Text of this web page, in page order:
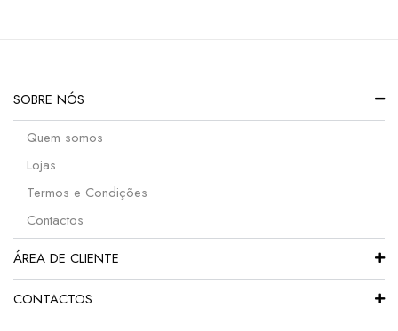
SOBRE NÓS
Quem somos
Lojas
Termos e Condições
Contactos
ÁREA DE CLIENTE
CONTACTOS